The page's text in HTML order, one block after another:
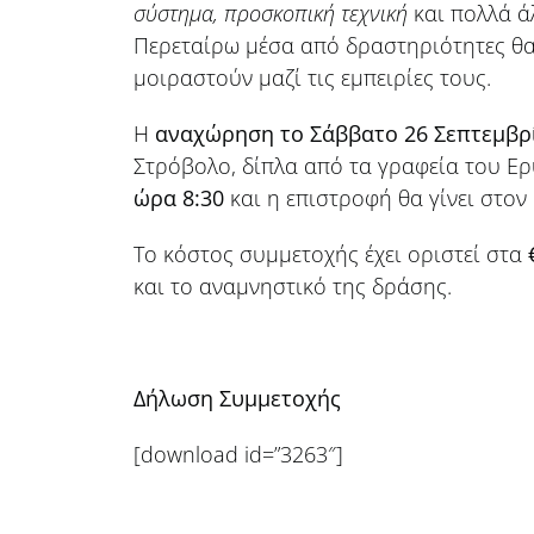
σύστημα, προσκοπική τεχνική και πολλά
Περεταίρω μέσα από δραστηριότητες
μοιραστούν μαζί τις εμπειρίες τους.
Η αναχώρηση το Σάββατο 26
Στρόβολο, δίπλα από τα γραφεία του
ώρα 8:30 και η επιστροφή θα γίνει
Το κόστος συμμετοχής έχει οριστεί στα
και το αναμνηστικό της δράσης.
Δήλωση Συμμετοχής
[download id=”3263″]